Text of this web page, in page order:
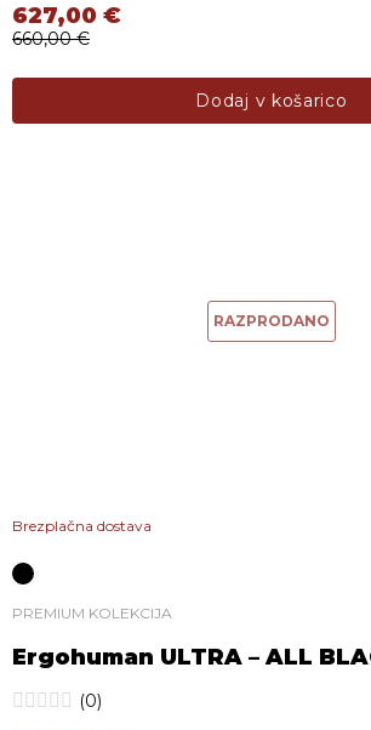
660,00€
627,00 €
Dodaj v košarico
RAZPRODANO
Brezplačna dostava
PREMIUM KOLEKCIJA
Ergohuman ULTRA – ALL
(0)